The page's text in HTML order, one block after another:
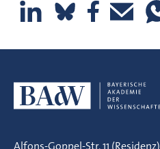
Alfons-Goppel-Str. 11 (Residenz)